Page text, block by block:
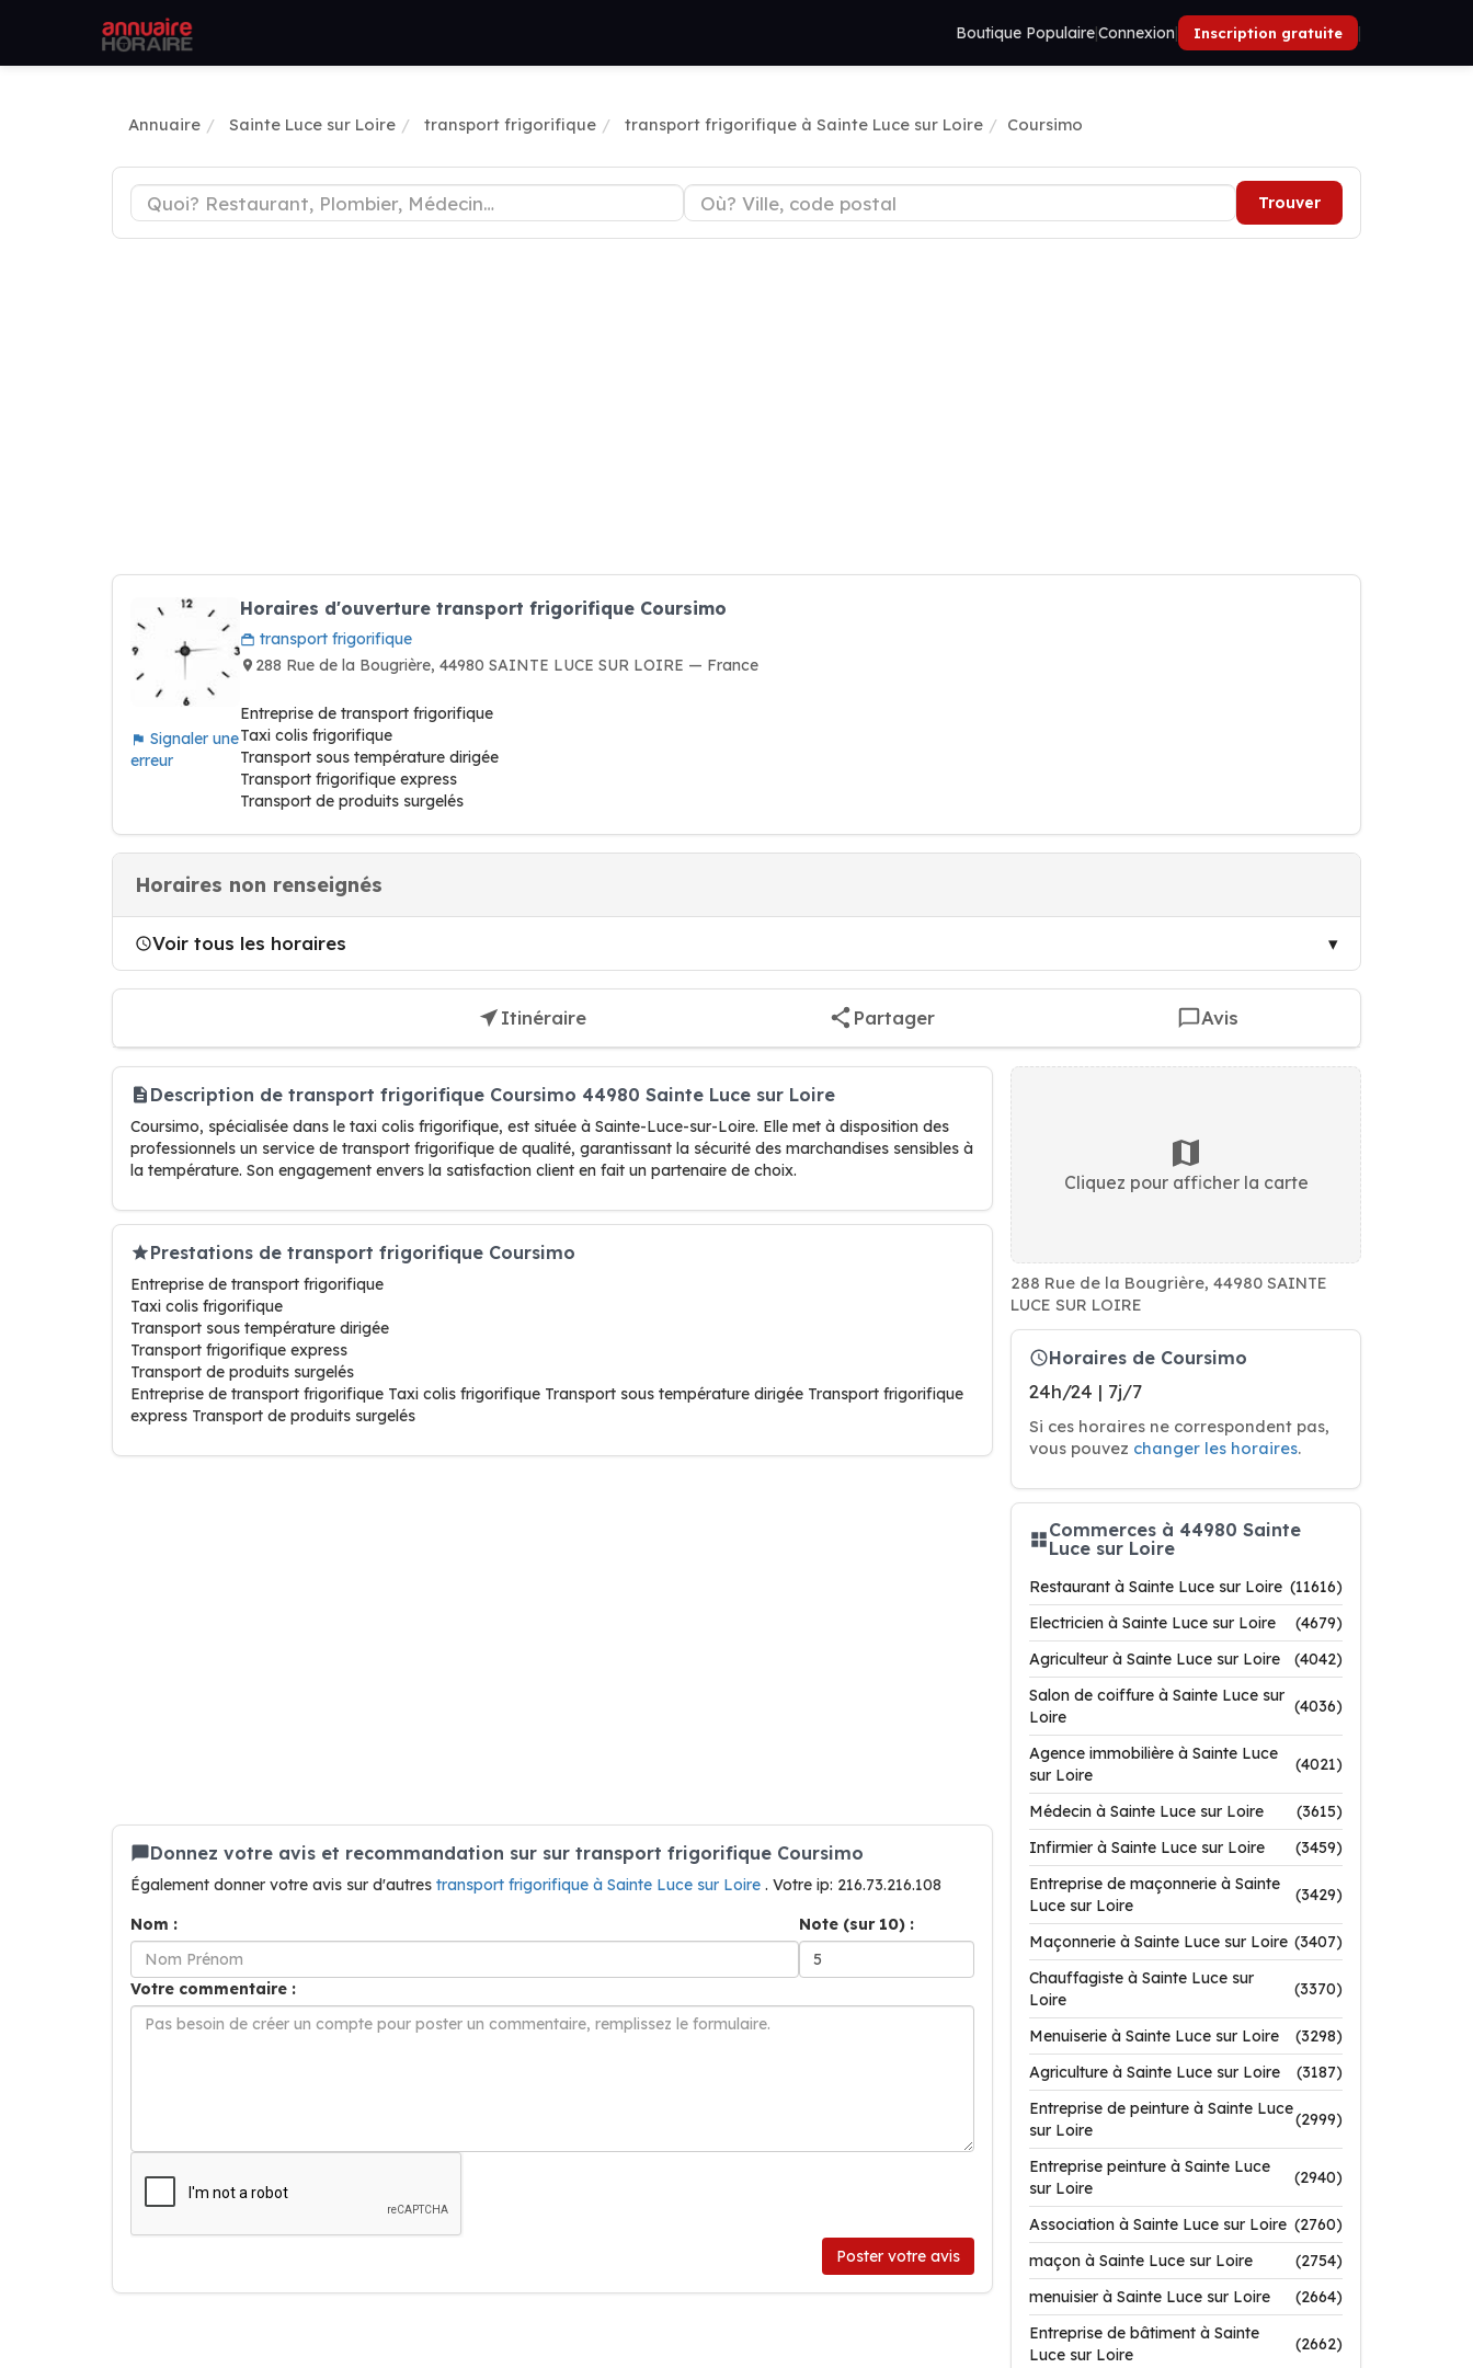
Boutique Populaire|Connexion| Inscription gratuite |
Annuaire Sainte Luce sur Loire transport frigorifique transport frigorifique à Sainte Luce sur Loire Coursimo
Trouver
Signaler une
erreur
Horaires d'ouverture transport frigorifique Coursimo
transport frigorifique
288 Rue de la Bougrière, 44980 SAINTE LUCE SUR LOIRE — France
Entreprise de transport frigorifique
Taxi colis frigorifique
Transport sous température dirigée
Transport frigorifique express
Transport de produits surgelés
Horaires non renseignés
Voir tous les horaires
Itinéraire Partager Avis
Description de transport frigorifique Coursimo 44980 Sainte Luce sur Loire
Coursimo, spécialisée dans le taxi colis frigorifique, est située à Sainte-Luce-sur-Loire. Elle met à disposition des
professionnels un service de transport frigorifique de qualité, garantissant la sécurité des marchandises sensibles à
la température. Son engagement envers la satisfaction client en fait un partenaire de choix.
Prestations de transport frigorifique Coursimo
Entreprise de transport frigorifique
Taxi colis frigorifique
Transport sous température dirigée
Transport frigorifique express
Transport de produits surgelés
Entreprise de transport frigorifique Taxi colis frigorifique Transport sous température dirigée Transport frigorifique
express Transport de produits surgelés
Donnez votre avis et recommandation sur sur transport frigorifique Coursimo
Également donner votre avis sur d'autres transport frigorifique à Sainte Luce sur Loire . Votre ip: 216.73.216.108
Nom :
Note (sur 10) :
Votre commentaire :
Poster votre avis
Cliquez pour afficher la carte
288 Rue de la Bougrière, 44980 SAINTE
LUCE SUR LOIRE
Horaires de Coursimo
24h/24 | 7j/7
Si ces horaires ne correspondent pas,
vous pouvez changer les horaires.
Commerces à 44980 Sainte
Luce sur Loire
Restaurant à Sainte Luce sur Loire (11616)
Electricien à Sainte Luce sur Loire
(4679)
Agriculteur à Sainte Luce sur Loire
(4042)
Salon de coiffure à Sainte Luce sur
Loire
(4036)
Agence immobilière à Sainte Luce
sur Loire
(4021)
Médecin à Sainte Luce sur Loire
(3615)
Infirmier à Sainte Luce sur Loire
(3459)
Entreprise de maçonnerie à Sainte
Luce sur Loire
(3429)
Maçonnerie à Sainte Luce sur Loire (3407)
Chauffagiste à Sainte Luce sur
Loire
(3370)
Menuiserie à Sainte Luce sur Loire
(3298)
Agriculture à Sainte Luce sur Loire
(3187)
Entreprise de peinture à Sainte Luce
sur Loire
(2999)
Entreprise peinture à Sainte Luce
sur Loire
(2940)
Association à Sainte Luce sur Loire (2760)
maçon à Sainte Luce sur Loire
(2754)
menuisier à Sainte Luce sur Loire
(2664)
Entreprise de bâtiment à Sainte
Luce sur Loire
(2662)